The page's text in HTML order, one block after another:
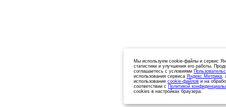
Мы используем cookie-файлы и сервис
статистики и улучшения его работы.
соглашаетесь с условиями
использования сервиса Яндекс.Метрика,
использование cookie-файлов и на
соответствии с Политикой
cookies в настройках браузера.